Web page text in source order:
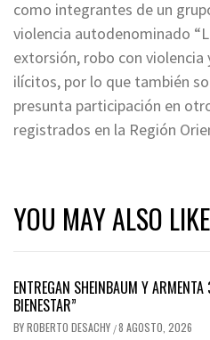
como integrantes de un
violencia autodenominado
extorsión, robo con
ilícitos, por lo que también
presunta participación en
registrados en la Región
YOU MAY ALSO LIKE
ENTREGAN SHEINBAUM Y
BIENESTAR”
BYROBERTO DESACHY /8 AGOSTO, 2026